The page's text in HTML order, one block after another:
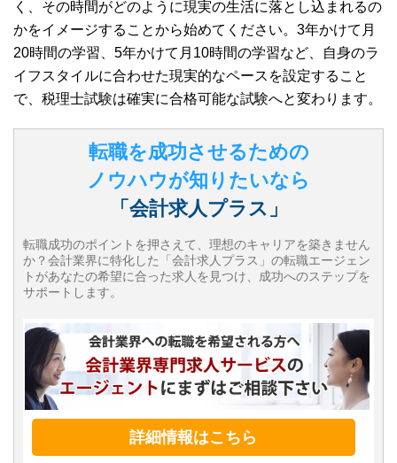
く、その時間がどのように現実の生活に落とし込まれるの
かをイメージすることから始めてください。3年かけて月
20時間の学習、5年かけて月10時間の学習など、自身のラ
イフスタイルに合わせた現実的なペースを設定すること
で、税理士試験は確実に合格可能な試験へと変わります。
転職を成功させるための
ノウハウが知りたいなら
「会計求人プラス」
転職成功のポイントを押さえて、理想のキャリアを築きません
か？会計業界に特化した「会計求人プラス」の転職エージェン
トがあなたの希望に合った求人を見つけ、成功へのステップを
サポートします。
詳細情報はこちら